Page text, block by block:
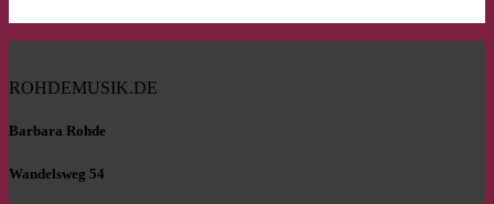
ROHDEMUSIK.DE
Barbara Rohde
Wandelsweg 54